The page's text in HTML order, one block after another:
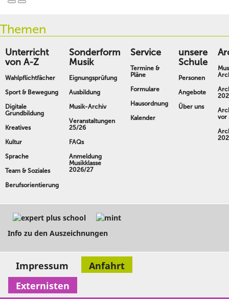
Themen
Unterricht
von A-Z
Wahlpflichtfächer
Sport & Bewegung
Digitale
Grundbildung
Kreatives
Kultur
Sprache
Team & Soziales
Berufsorientierung
Sonderform
Musik
Eignungsprüfung
Ausbildung
Musik-Archiv
Veranstaltungen
25/26
FAQs
Anmeldung
Musikklasse
2026/27
Service
Termine &
Pläne
Formulare
Hausordnung
Kalender
unsere
Schule
Personen
Angebote
Über uns
vor
Info zu den Auszeichnungen
Impressum
Anfahrt
Externisten